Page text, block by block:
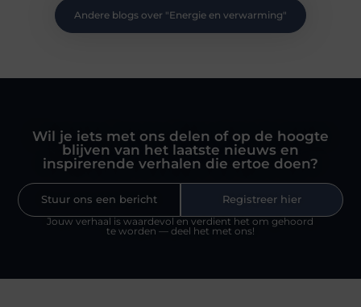
Andere blogs over "Energie en verwarming"
Wil je iets met ons delen of op de hoogte
blijven van het laatste nieuws en
inspirerende verhalen die ertoe doen?
Stuur ons een bericht
Registreer hier
Jouw verhaal is waardevol en verdient het om gehoord
te worden — deel het met ons!